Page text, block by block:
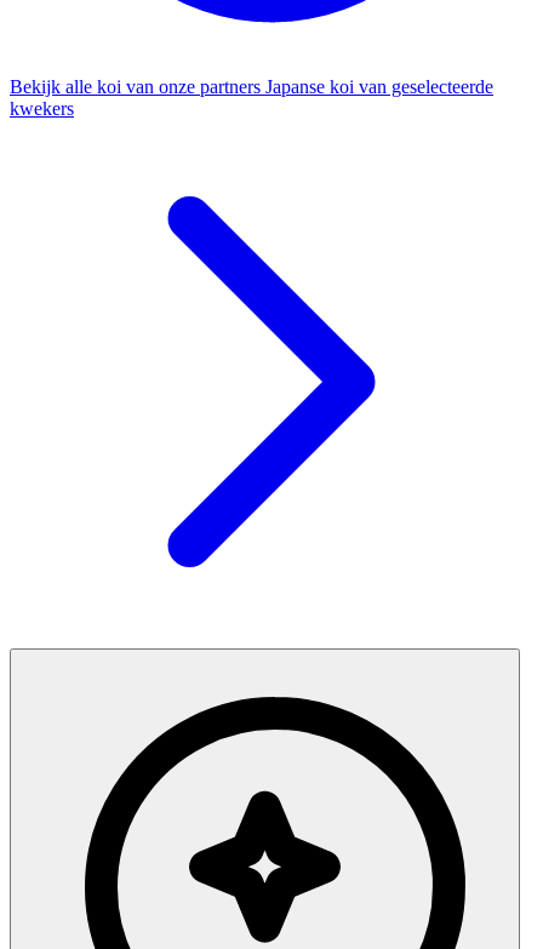
Bekijk alle koi van onze partners Japanse koi van geselecteerde
kwekers